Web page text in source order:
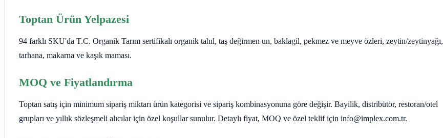
Toptan Ürün Yelpazesi
94 farklı SKU'da T.C. Organik Tarım sertifikalı organik tahıl, taş değirmen un, baklagil, pekmez ve meyve özleri, zeytin/zeytinyağı,
tarhana, makarna ve kaşık maması.
MOQ ve Fiyatlandırma
Toptan satış için minimum sipariş miktarı ürün kategorisi ve sipariş kombinasyonuna göre değişir. Bayilik, distribütör, restoran/otel
grupları ve yıllık sözleşmeli alıcılar için özel koşullar sunulur. Detaylı fiyat, MOQ ve özel teklif için info@implex.com.tr.